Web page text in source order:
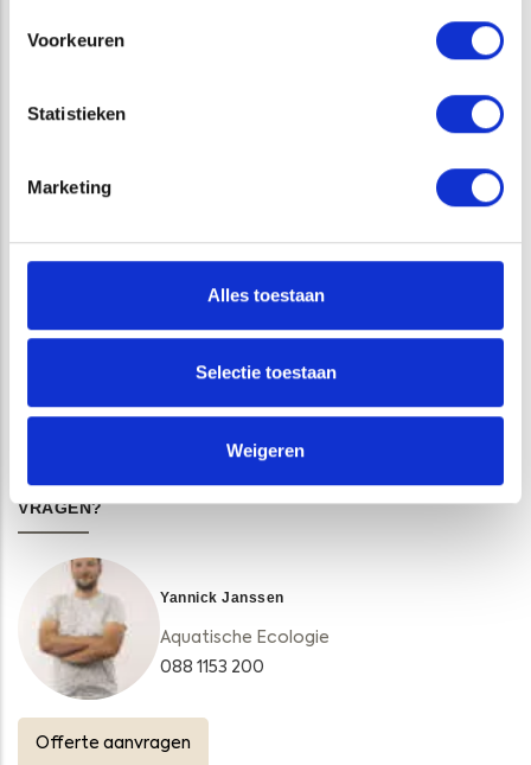
Voorkeuren
Statistieken
Marketing
Alles toestaan
Selectie toestaan
Weigeren
GERELATEERDE PROJECTEN
zonder dieren te vangen’
VRAGEN?
Yannick Janssen
Aquatische Ecologie
088 1153 200
Offerte aanvragen